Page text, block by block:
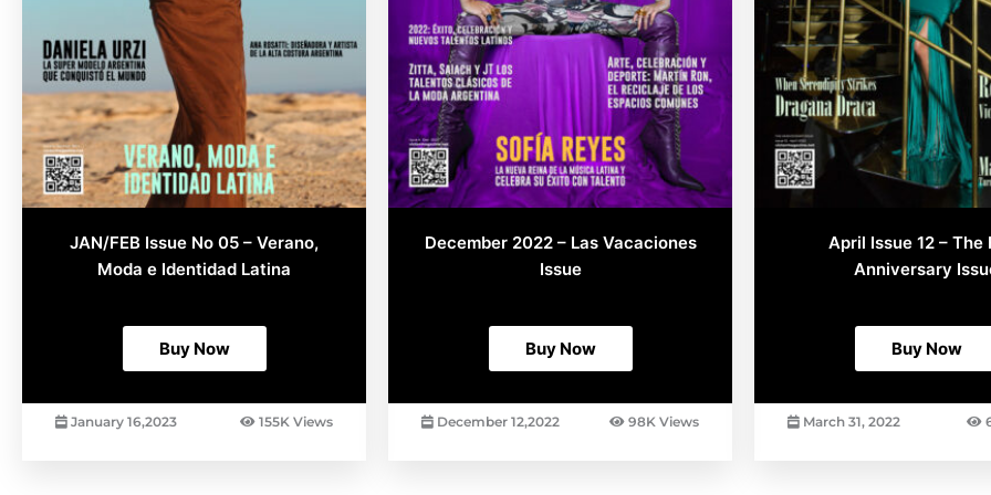
JAN/FEB Issue No 05 – Verano,
Moda e Identidad Latina
Buy Now
product
January 16,2023 155K Views
December 2022 – Las Vacaciones
Issue
Buy Now
the
product
page
December 12,2022 98K Views
April Issue 12 – The
Anniversary
Buy Now
March 31, 2022